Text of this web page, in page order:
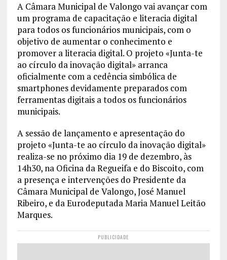
A Câmara Municipal de Valongo vai avançar com
um programa de capacitação e literacia digital
para todos os funcionários municipais, com o
objetivo de aumentar o conhecimento e
promover a literacia digital. O projeto «Junta-te
ao círculo da inovação digital» arranca
oficialmente com a cedência simbólica de
smartphones devidamente preparados com
ferramentas digitais a todos os funcionários
municipais.
A sessão de lançamento e apresentação do
projeto «Junta-te ao círculo da inovação digital»
realiza-se no próximo dia 19 de dezembro, às
14h30, na Oficina da Regueifa e do Biscoito, com
a presença e intervenções do Presidente da
Câmara Municipal de Valongo, José Manuel
Ribeiro, e da Eurodeputada Maria Manuel Leitão
Marques.
PUBLICIDADE